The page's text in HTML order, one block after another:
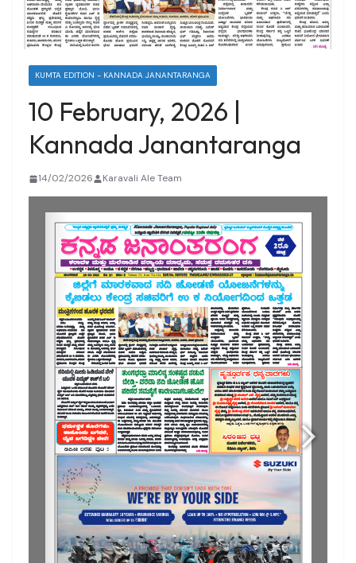
KUMTA EDITION - KANNADA JANANTARANGA
10 February, 2026 |
Kannada Janantaranga
14/02/2026 Karavali Ale Team